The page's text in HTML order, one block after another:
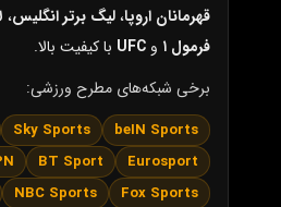
قهرمانان اروپا،لیگ برتر انگلیس،
فرمول ۱
و UFC با کیفیت بالا.
برخی شبکه‌های مطرح ورزشی:
beIN Sports
Sky Sports
Eurosport
BT Sport
Fox Sports
NBC Sports